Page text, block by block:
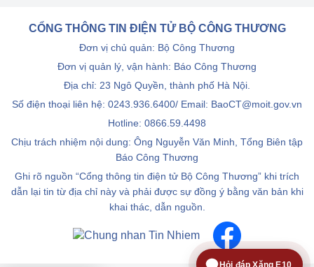
CỔNG THÔNG TIN ĐIỆN TỬ BỘ CÔNG THƯƠNG
Đơn vị chủ quản: Bộ Công Thương
Đơn vị quản lý, vận hành: Báo Công Thương
Địa chỉ: 23 Ngô Quyền, thành phố Hà Nội.
Số điện thoại liên hệ: 0243.936.6400/ Email: BaoCT@moit.gov.vn
Hotline: 0866.59.4498
Chịu trách nhiệm nội dung: Ông Nguyễn Văn Minh, Tổng Biên tập
Báo Công Thương
Ghi rõ nguồn “Cổng thông tin điện tử Bộ Công Thương” khi trích
dẫn lại tin từ địa chỉ này và phải được sự đồng ý bằng văn bản khi
khai thác, dẫn nguồn.
Hỏi đáp Xăng E10